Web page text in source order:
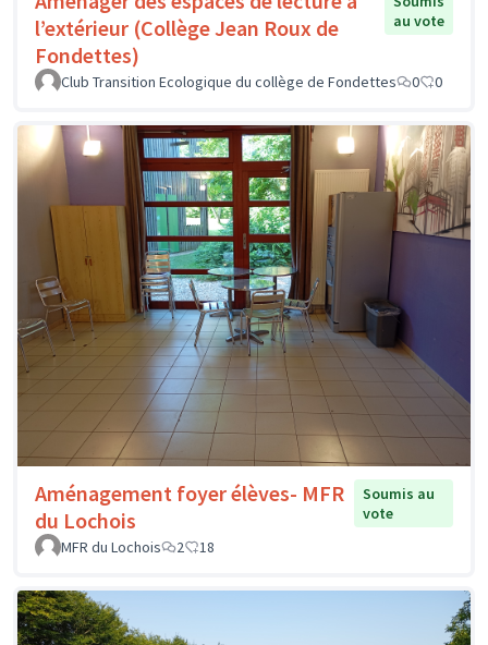
l’extérieur (Collège Jean Roux de
Fondettes)
au vote
Club Transition Ecologique du collège de Fondettes 0 0
Aménagement foyer élèves- MFR
du Lochois
Soumis au
vote
MFR du Lochois
2 18